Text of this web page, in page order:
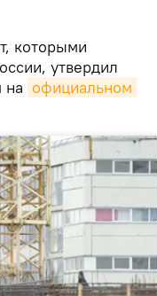
которыми
утвердил
на официальном